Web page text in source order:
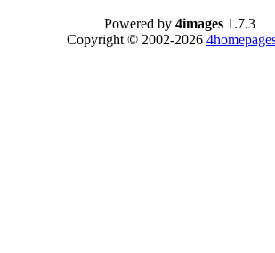
Powered by 4images 1.7.3
Copyright © 2002-2026